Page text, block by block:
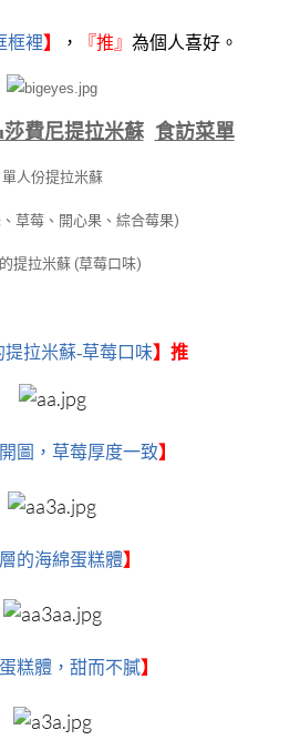
框裡】 ， 『推』 為個人喜好。
費尼提拉米蘇 食訪菜單
單人份提拉米蘇
草莓、開心果、綜合莓果)
提拉米蘇 (草莓口味)
提拉米蘇-草莓口味】推
圖，草莓厚度一致】
的海綿蛋糕體】
糕體，甜而不膩】